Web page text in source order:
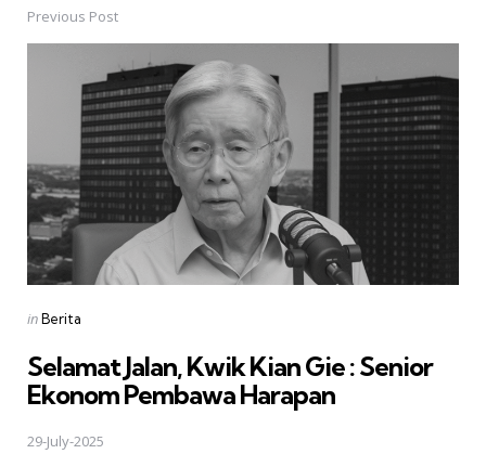
navigation
Previous Post
Posted
inBerita
Selamat Jalan, Kwik Kian Gie : Senior
Ekonom Pembawa Harapan
29-July-2025